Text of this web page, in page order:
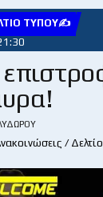
ΤΎΠΟΥ✍
/